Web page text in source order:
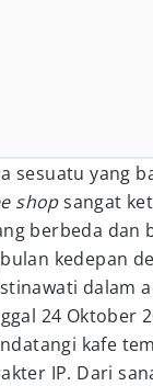
sesuatu yang
shopsangat
berbeda dan
kedepan
dalam
24 Oktober
kafe
IP. Dari